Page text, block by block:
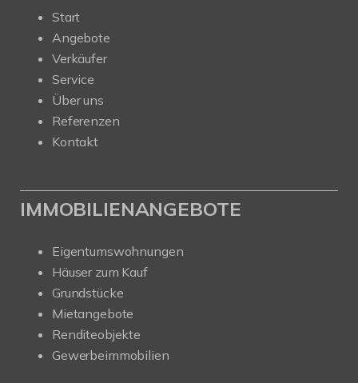
Start
Angebote
Verkäufer
Service
Über uns
Referenzen
Kontakt
IMMOBILIENANGEBOTE
Eigentumswohnungen
Häuser zum Kauf
Grundstücke
Mietangebote
Renditeobjekte
Gewerbeimmobilien